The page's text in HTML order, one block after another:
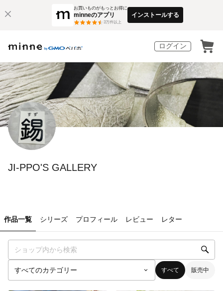
お買いものがもっとお得に
minneのアプリ
3万件以上
インストールする
ログイン
JI-PPO'S GALLERY
作品一覧 シリーズ プロフィール レビュー レター
すべて 販売中